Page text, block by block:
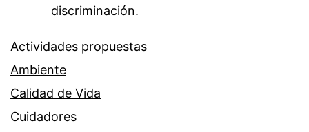
discriminación.
Actividades propuestas
Ambiente
Calidad de Vida
Cuidadores